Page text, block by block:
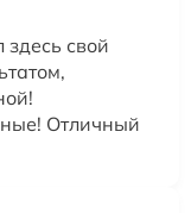
свой
Отличный